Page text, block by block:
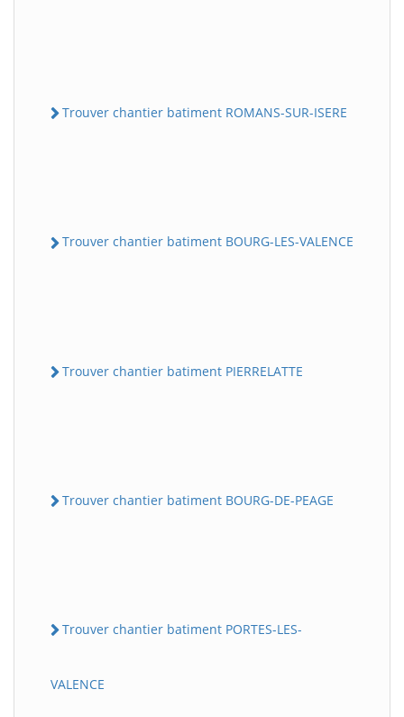
Trouver chantier batiment ROMANS-SUR-ISERE
Trouver chantier batiment BOURG-LES-VALENCE
Trouver chantier batiment PIERRELATTE
Trouver chantier batiment BOURG-DE-PEAGE
Trouver chantier batiment PORTES-LES-
VALENCE